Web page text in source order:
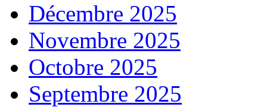
Décembre 2025
Novembre 2025
Octobre 2025
Septembre 2025